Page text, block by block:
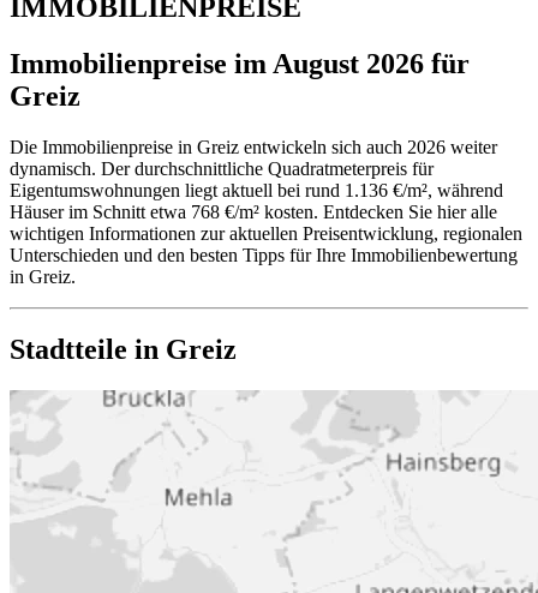
IMMOBILIENPREISE
Immobilienpreise im August 2026 für
Greiz
Die Immobilienpreise in Greiz entwickeln sich auch 2026 weiter
dynamisch. Der durchschnittliche Quadratmeterpreis für
Eigentumswohnungen liegt aktuell bei rund 1.136 €/m², während
Häuser im Schnitt etwa 768 €/m² kosten. Entdecken Sie hier alle
wichtigen Informationen zur aktuellen Preisentwicklung, regionalen
Unterschieden und den besten Tipps für Ihre Immobilienbewertung
in Greiz.
Stadtteile in Greiz